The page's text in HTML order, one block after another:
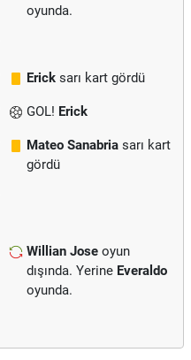
oyunda.
Erick sarı kart gördü
GOL! Erick
Mateo Sanabria sarı kart
gördü
Willian Jose oyun
dışında. Yerine Everaldo
oyunda.